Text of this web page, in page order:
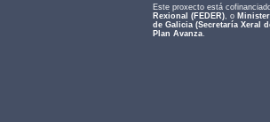
Este proxecto está
Rexional (FEDER), o
de Galicia (Secretaría Xeral
Plan Avanza.